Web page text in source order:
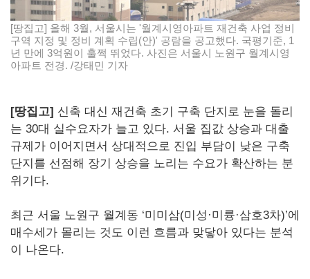
[땅집고] 올해 3월, 서울시는 '월계시영아파트 재건축 사업 정비
구역 지정 및 정비 계획 수립(안)' 공람을 공고했다. 국평기준, 1
년 만에 3억원이 훌쩍 뛰었다. 사진은 서울시 노원구 월계시영
아파트 전경. /강태민 기자
[땅집고] 신축 대신 재건축 초기 구축 단지로 눈을 돌리
는 30대 실수요자가 늘고 있다. 서울 집값 상승과 대출
규제가 이어지면서 상대적으로 진입 부담이 낮은 구축
단지를 선점해 장기 상승을 노리는 수요가 확산하는 분
위기다.
최근 서울 노원구 월계동 ‘미미삼(미성·미륭·삼호3차)’에
매수세가 몰리는 것도 이런 흐름과 맞닿아 있다는 분석
이 나온다.